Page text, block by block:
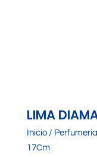
LIMA
Inicio/ Perfumería
17Cm